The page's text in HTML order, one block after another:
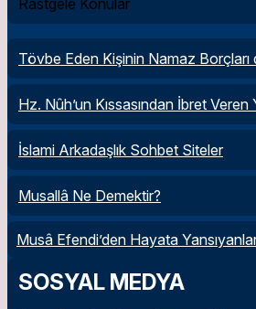
Rastgele Konular
Tövbe Eden Kişinin Namaz Borçları
Hz. Nûh’un Kıssasından İbret Veren
İslami Arkadaşlık Sohbet Siteler
Musallâ Ne Demektir?
Musâ Efendi’den Hayata
SOSYAL MEDYA